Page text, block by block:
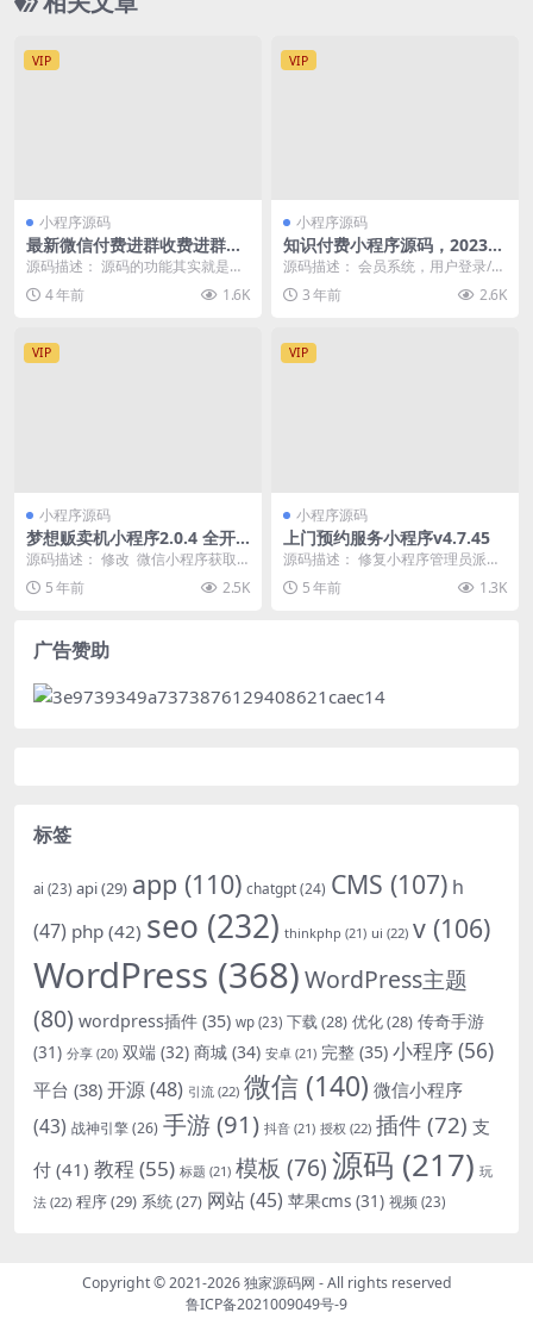
VIP
小程序源码
最新微信付费进群收费进群系
统源码-附带搭建教程
源码描述： 源码的功能其实就是一
个单独的页面，在上面你可以在后
台自定义你的内容，...
4 年前 1.6K
VIP
小程序源码
知识付费小程序源码，2023年
升级版知识付费变现小程序源
码+卡密-独立后台版本
源码描述： 会员系统，用户登录/注
册购买记录 收藏记录 基本设置 后
台控制导航颜...
3 年前 2.6K
VIP
小程序源码
梦想贩卖机小程序2.0.4 全开
源
源码描述： 修改 微信小程序获取
用户接口调整备注：本次更新需要
更新小程序 演示...
5 年前 2.5K
VIP
小程序源码
上门预约服务小程序v4.7.45
源码描述： 修复小程序管理员派单
页面师傅顺序错乱的问题 4.7.43已
上传审核过...
5 年前 1.3K
广告赞助
标签
ai (23) api(29) app (110) chatgpt(24) CMS (107) h
(47) php (42) seo (232) thinkphp (21) ui (22) v (106)
WordPress (368)WordPress主题
(80) wordpress插件 (35) wp (23) 下载(28) 优化(28) 传奇手游
(31) 分享 (20) 双端 (32) 商城 (34) 安卓 (21) 完整 (35) 小程序(56)
平台 (38) 开源(48) 引流 (22) 微信 (140) 微信小程序
(43) 战神引擎(26) 手游(91) 抖音 (21) 授权 (22) 插件 (72) 支
付 (41) 教程 (55) 标题 (21) 模板 (76)源码 (217) 玩
法 (22) 程序(29) 系统(27) 网站(45) 苹果cms (31) 视频 (23)
Copyright © 2021-2026独家源码网 - All rights reserved
鲁ICP备2021009049号-9